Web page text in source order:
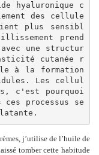
hyaluronique c
des cellule
plus sensibl
prend
avec une structur
cutanée r
à la formation
Les cellul
c'est pourquoi
ces processus se
j’utilise de l’huile de
tomber cette habitude